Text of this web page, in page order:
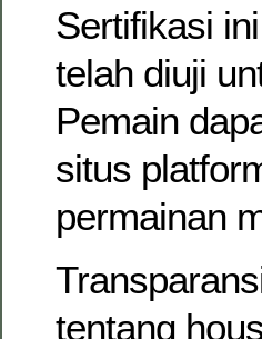
Sertifikasi
telah diuji
Pemain
situs
permainan
tentang